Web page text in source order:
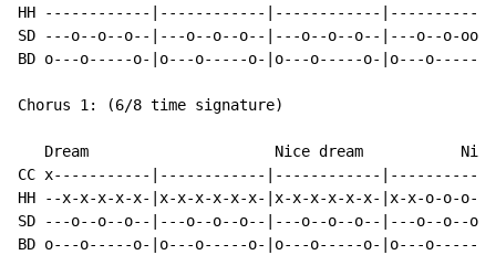
HH ------------|------------|------------
SD ---o--o--o--|---o--o--o--|---o--o--o--|---o--o-
BD o---o-----o-|o---o-----o-|o---o-----o-|o---
Chorus 1: (6/8 time signature)
   Dream                     Nice dream           Nice
CC x-----------|------------|------------
HH --x-x-x-x-x-|x-x-x-x-x-x-|x-x-x-x-x-x-|x-x-o-o-o-
SD ---o--o--o--|---o--o--o--|---o--o--o--|---o--o--
BD o---o-----o-|o---o-----o-|o---o-----o-|o---o-----